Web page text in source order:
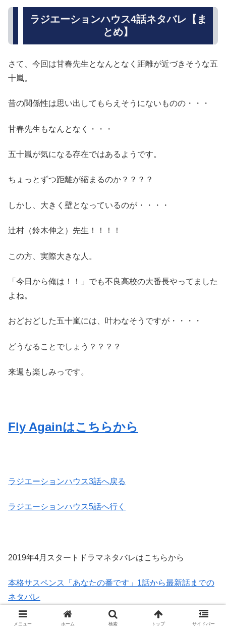
ラジエーションハウス4話ネタバレ【ま
とめ】
さて、今回は甘春先生となんとなく距離が近づきそうな五
十嵐。
昔の関係性は思い出してもらえそうにないものの・・・
甘春先生もなんとなく・・・
五十嵐が気になる存在ではあるようです。
ちょっとずつ距離が縮まるのか？？？？
しかし、大きく壁となっているのが・・・・
辻村（鈴木伸之）先生！！！！
この方、実際大きな人。
「今日から俺は！！」でも不良高校の大番長やってました
よね。
おどおどした五十嵐には、叶わなそうですが・・・・
どうなることでしょう？？？？
来週も楽しみっです。
Fly Againはこちらから
ラジエーションハウス3話へ戻る
ラジエーションハウス5話へ行く
2019年4月スタートドラマネタバレはこちらから
本格サスペンス「あなたの番です」1話から最新話までの
ネタバレ
広瀬すず主演「なつぞら」最新週のネタバレ
メニュー ホーム 検索 トップ サイドバー